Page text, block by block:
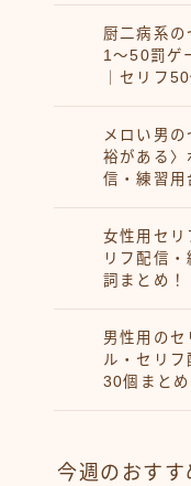
厨二病系
1〜50罰ゲ
｜セリフ50
メロい男の
裕がある〉
信・練習用
女性用セリ
リフ配信
詞まとめ！
男性用の
ル・セリフ
30個まとめ
今週のおすす